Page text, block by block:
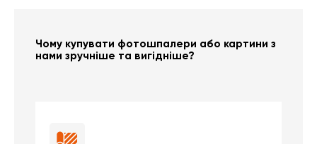
Чому купувати фотошпалери або картини з
нами зручніше та вигідніше?